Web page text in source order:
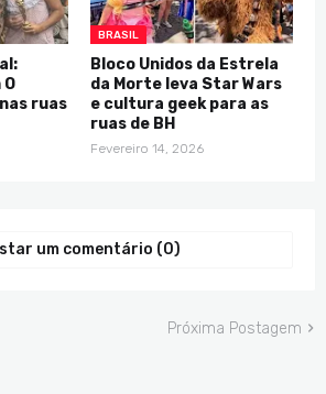
ruas
BRASIL
Bloco Unidos da Estrela
da Morte leva Star Wars
e cultura geek para as
ruas de BH
Fevereiro 14, 2026
um comentário (0)
Próxima Postagem